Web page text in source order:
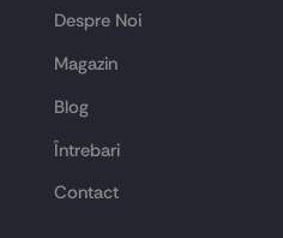
Despre Noi
Magazin
Blog
Întrebari
Contact